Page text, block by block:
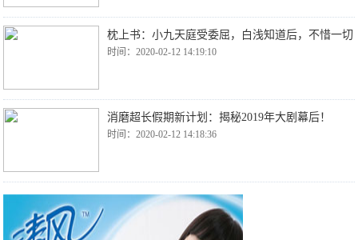
枕上书：小九天庭受委屈，白浅知道后，不惜一切
时间：2020-02-12 14:19:10
消磨超长假期新计划：揭秘2019年大剧幕后！
时间：2020-02-12 14:18:36